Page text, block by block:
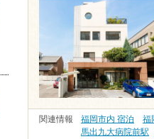
関連情報 福岡市内 宿泊 福
馬出九大病院前駅